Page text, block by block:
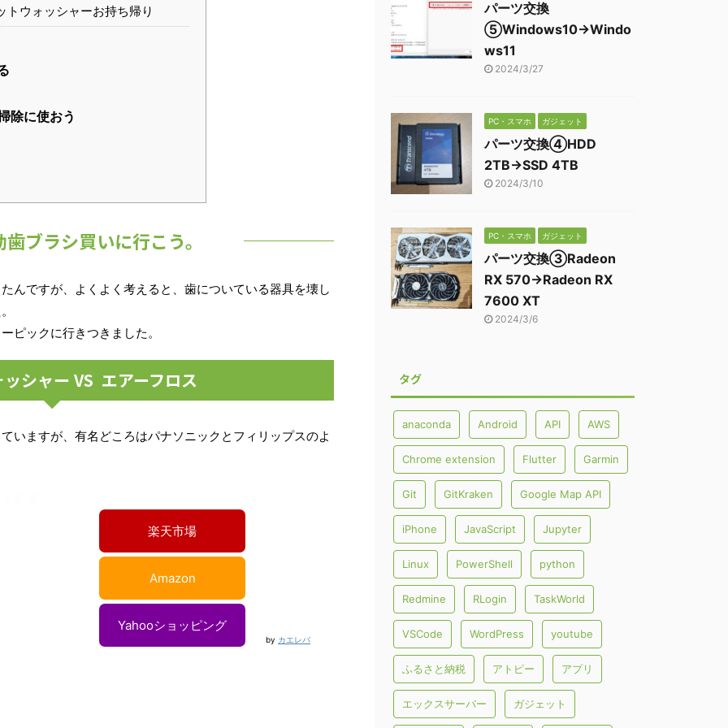
トウォッシャーお持ち帰り
除に使おう
ブラシ買いに行こう。
んですが、よくよく考えると、歯についている器具を壊し
ピックに行きつきました。
シャー VS エアーフロス
いますが、有名どころはパナソニックとフィリップスのよ
楽天市場
Amazon
Yahooショッピング
by カエレバ
パーツ交換
⑤Windows10→Windo
ws11
2024/3/27
PC・スマホ ガジェット
パーツ交換④HDD
2TB→SSD 4TB
2024/3/10
PC・スマホ ガジェット
パーツ交換③Radeon
RX 570→Radeon RX
7600 XT
2024/3/6
タグ
anaconda Android API AWS
Chrome extension Flutter Garmin
Git GitKraken Google Map API
iPhone JavaScript Jupyter
Linux PowerShell python
Redmine RLogin TaskWorld
VSCode WordPress youtube
ふるさと納税 アトピー アプリ
エックスサーバー ガジェット